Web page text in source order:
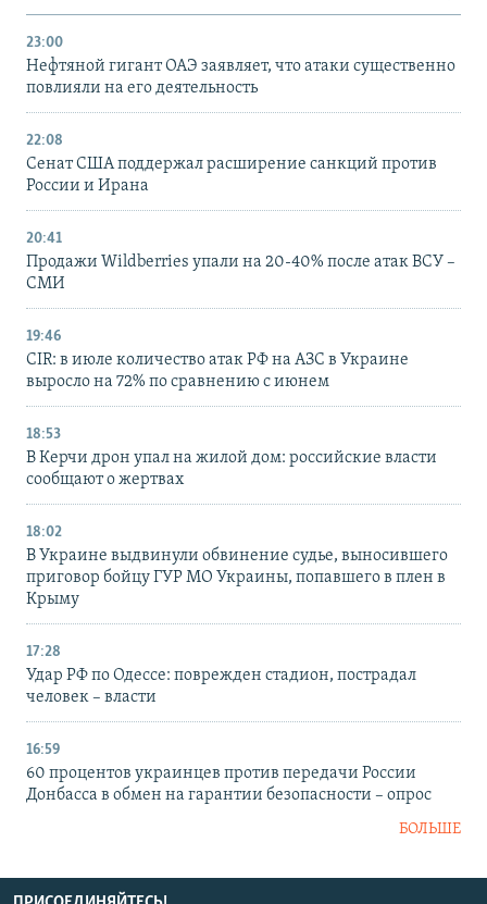
23:00
Нефтяной гигант ОАЭ заявляет, что атаки существенно
повлияли на его деятельность
22:08
Сенат США поддержал расширение санкций против
России и Ирана
20:41
Продажи Wildberries упали на 20-40% после атак ВСУ –
СМИ
19:46
CIR: в июле количество атак РФ на АЗС в Украине
выросло на 72% по сравнению с июнем
18:53
В Керчи дрон упал на жилой дом: российские власти
сообщают о жертвах
18:02
В Украине выдвинули обвинение судье, выносившего
приговор бойцу ГУР МО Украины, попавшего в плен в
Крыму
17:28
Удар РФ по Одессе: поврежден стадион, пострадал
человек – власти
16:59
60 процентов украинцев против передачи России
Донбасса в обмен на гарантии безопасности – опрос
БОЛЬШЕ